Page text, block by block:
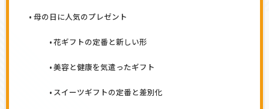
母の日に人気のプレゼント
花ギフトの定番と新しい形
美容と健康を気遣ったギフト
スイーツギフトの定番と差別化